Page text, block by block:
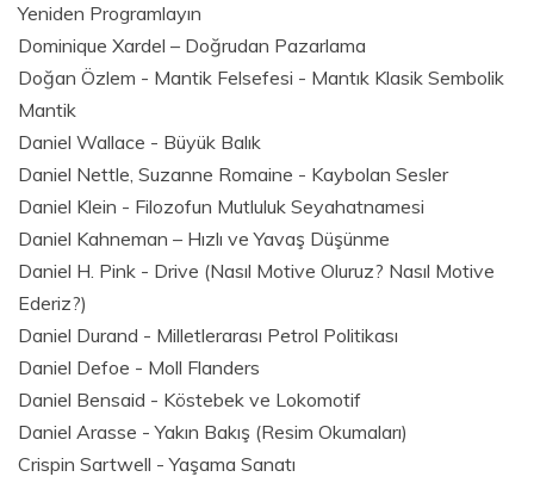
Yeniden Programlayın
Dominique Xardel – Doğrudan Pazarlama
Doğan Özlem - Mantik Felsefesi - Mantık Klasik Sembolik
Mantik
Daniel Wallace - Büyük Balık
Daniel Nettle, Suzanne Romaine - Kaybolan Sesler
Daniel Klein - Filozofun Mutluluk Seyahatnamesi
Daniel Kahneman – Hızlı ve Yavaş Düşünme
Daniel H. Pink - Drive (Nasıl Motive Oluruz? Nasıl Motive
Ederiz?)
Daniel Durand - Milletlerarası Petrol Politikası
Daniel Defoe - Moll Flanders
Daniel Bensaid - Köstebek ve Lokomotif
Daniel Arasse - Yakın Bakış (Resim Okumaları)
Crispin Sartwell - Yaşama Sanatı